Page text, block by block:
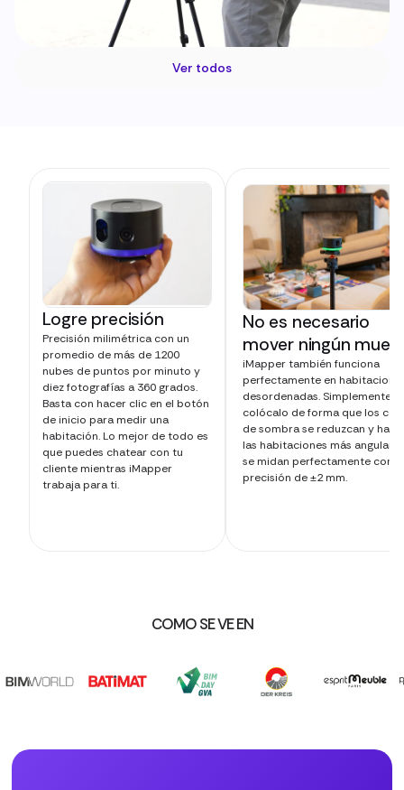
Ver todos
Logre precisión
Precisión milimétrica con un
promedio de más de 1200
nubes de puntos por minuto y
diez fotografías a 360 grados.
Basta con hacer clic en el botón
de inicio para medir una
habitación. Lo mejor de todo es
que puedes chatear con tu
cliente mientras iMapper
trabaja para ti.
No es necesario
mover ningún
iMapper también funciona
perfectamente en
desordenadas. Simplemente
colócalo de forma que los
de sombra se reduzcan y
las habitaciones más angulares
se midan perfectamente con
precisión de ±2 mm.
COMO SE VE EN